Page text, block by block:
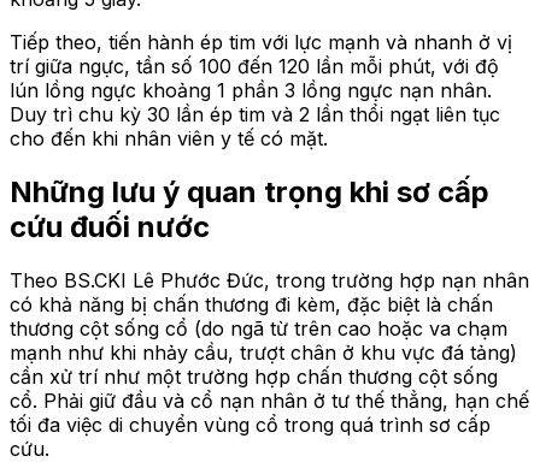
Tiếp theo, tiến hành ép tim với lực mạnh và nhanh ở vị
trí giữa ngực, tần số 100 đến 120 lần mỗi phút, với độ
lún lồng ngực khoảng 1 phần 3 lồng ngực nạn nhân.
Duy trì chu kỳ 30 lần ép tim và 2 lần thổi ngạt liên tục
cho đến khi nhân viên y tế có mặt.
Những lưu ý quan trọng khi sơ cấp
cứu đuối nước
Theo BS.CKI Lê Phước Đức, trong trường hợp nạn nhân
có khả năng bị chấn thương đi kèm, đặc biệt là chấn
thương cột sống cổ (do ngã từ trên cao hoặc va chạm
mạnh như khi nhảy cầu, trượt chân ở khu vực đá tảng)
cần xử trí như một trường hợp chấn thương cột sống
cổ. Phải giữ đầu và cổ nạn nhân ở tư thế thẳng, hạn chế
tối đa việc di chuyển vùng cổ trong quá trình sơ cấp
cứu.